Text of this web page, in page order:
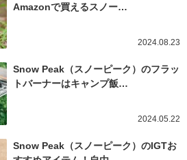
Amazonで買えるスノー…
2024.08.23
Snow Peak（スノーピーク）のフラッ
トバーナーはキャンプ飯…
2024.05.22
Snow Peak（スノーピーク）のIGTお